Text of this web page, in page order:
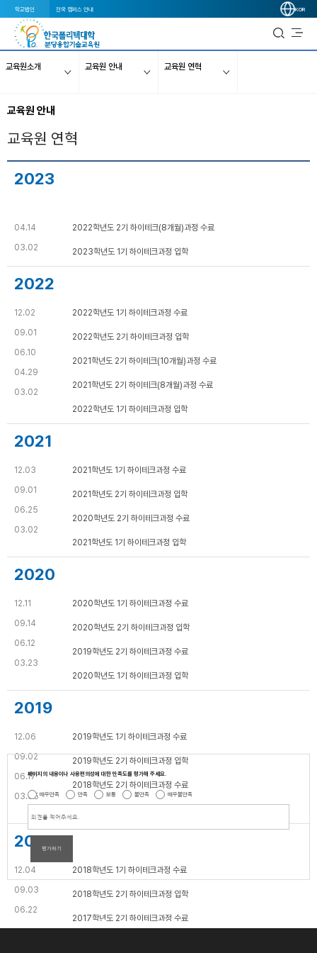
학교법인 전국 캠퍼스 안내 KOR
교육원소개 교육원 안내 교육원 연혁
교육원 안내
교육원 연혁
2023
04.14
03.02
2022학년도 2기 하이테크(8개월)과정 수료
2023학년도 1기 하이테크과정 입학
2022
12.02
09.01
06.10
04.29
03.02
2022학년도 1기 하이테크과정 수료
2022학년도 2기 하이테크과정 입학
2021학년도 2기 하이테크(10개월)과정 수료
2021학년도 2기 하이테크(8개월)과정 수료
2022학년도 1기 하이테크과정 입학
2021
12.03
09.01
06.25
03.02
2021학년도 1기 하이테크과정 수료
2021학년도 2기 하이테크과정 입학
2020학년도 2기 하이테크과정 수료
2021학년도 1기 하이테크과정 입학
2020
12.11
09.14
06.12
03.23
2020학년도 1기 하이테크과정 수료
2020학년도 2기 하이테크과정 입학
2019학년도 2기 하이테크과정 수료
2020학년도 1기 하이테크과정 입학
2019
12.06
09.02
06.17
03.05
2019학년도 1기 하이테크과정 수료
2019학년도 2기 하이테크과정 입학
2018학년도 2기 하이테크과정 수료
2018
12.04
09.03
06.22
03.26
2018학년도 1기 하이테크과정 수료
2018학년도 2기 하이테크과정 입학
2017학년도 2기 하이테크과정 수료
페이지의 내용이나 사용편의성에 대한 만족도를 평가해 주세요.
매우만족 만족 보통 불만족 매우불만족
평가하기